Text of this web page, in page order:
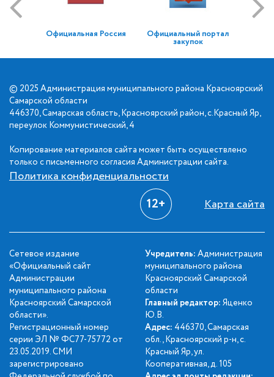
Официальная Россия Официальный портал
закупок
© 2025 Администрация муниципального района Красноярский
Самарской области
446370, Самарская область, Красноярский район, с.Красный Яр,
переулок Коммунистический, 4
Копирование материалов сайта может быть осуществлено
только с письменного согласия Администрации сайта.
Политика конфиденциальности
12+ Карта сайта
Сетевое издание
«Официальный сайт
Администрации
муниципального района
Красноярский Самарской
области».
Регистрационный номер
серии ЭЛ № ФС77-75772 от
23.05.2019. СМИ
зарегистрировано
Учредитель: Администрация
муниципального района
Красноярский Самарской
области
Главный редактор: Яценко
Ю.В.
Адрес: 446370, Самарская
обл., Красноярский р-н, с.
Красный Яр, ул.
Кооперативная, д. 105